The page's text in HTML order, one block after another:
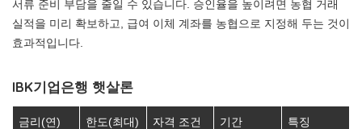
서류 준비 부담을 줄일 수 있습니다. 승인율을 높이려면 농협 거래
실적을 미리 확보하고, 급여 이체 계좌를 농협으로 지정해 두는 것이
효과적입니다.
IBK기업은행 햇살론
금리(연) 한도(최대) 자격 조건 기간 특징